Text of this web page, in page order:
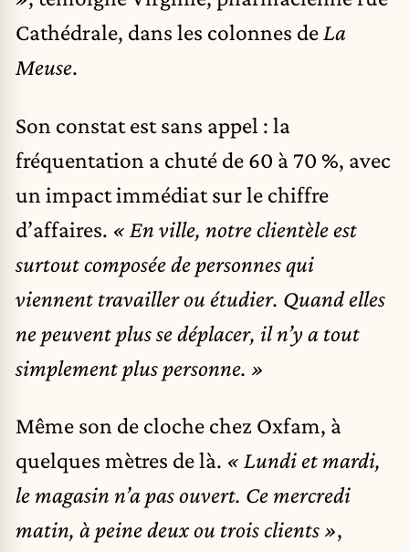
Cathédrale, dans les colonnes de La
Meuse.
Son constat est sans appel : la
fréquentation a chuté de 60 à 70 %, avec
un impact immédiat sur le chiffre
d’affaires. « En ville, notre clientèle est
surtout composée de personnes qui
viennent travailler ou étudier. Quand elles
ne peuvent plus se déplacer, il n’y a tout
simplement plus personne. »
Même son de cloche chez Oxfam, à
quelques mètres de là. « Lundi et mardi,
le magasin n’a pas ouvert. Ce mercredi
matin, à peine deux ou trois clients »,